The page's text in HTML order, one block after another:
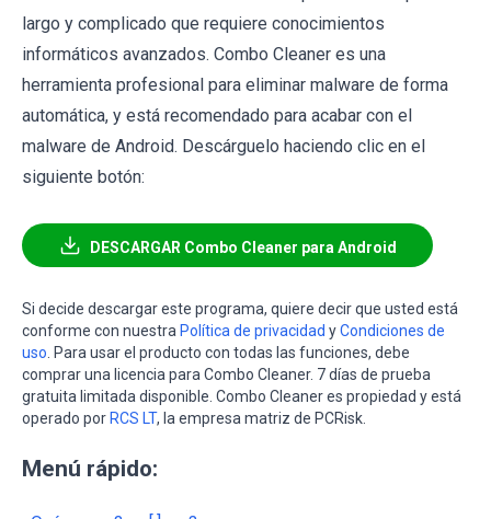
largo y complicado que requiere conocimientos
informáticos avanzados. Combo Cleaner es una
herramienta profesional para eliminar malware de forma
automática, y está recomendado para acabar con el
malware de Android. Descárguelo haciendo clic en el
siguiente botón:
DESCARGAR Combo Cleaner para Android
Si decide descargar este programa, quiere decir que usted está
conforme con nuestra Política de privacidad yCondiciones de
uso . Para usar el producto con todas las funciones, debe
comprar una licencia para Combo Cleaner. 7 días de prueba
gratuita limitada disponible. Combo Cleaner es propiedad y está
operado porRCS LT, la empresa matriz de PCRisk.
Menú rápido: